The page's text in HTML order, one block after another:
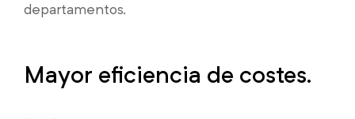
departamentos.
Mayor eficiencia de costes.